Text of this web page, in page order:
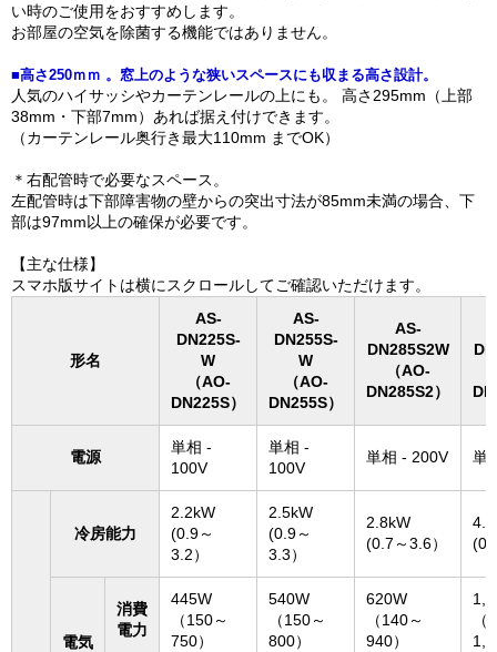
い時のご使用をおすすめします。
お部屋の空気を除菌する機能ではありません。
■高さ250ｍｍ 。窓上のような狭いスペースにも収まる高さ設計。
人気のハイサッシやカーテンレールの上にも。 高さ295mm（上部
38mm・下部7mm）あれば据え付けできます。
（カーテンレール奥行き最大110mm までOK）
＊右配管時で必要なスペース。
左配管時は下部障害物の壁からの突出寸法が85mm未満の場合、下
部は97mm以上の確保が必要です。
【主な仕様】
スマホ版サイトは横にスクロールしてご確認いただけます。
形名
AS-
DN225S-
W
（AO-
DN225S）
AS-
DN255S-
W
（AO-
DN255S）
AS-
DN285S2W
（AO-
DN285S2）
電源
単相 -
100V
単相 -
100V
単相 - 200V 単
冷房能力
2.2kW
(0.9～
3.2）
2.5kW
(0.9～
3.3）
2.8kW
(0.7～3.6）
電気
消費
電力
445W
（150～
750）
540W
（150～
800）
620W
（140～
940）